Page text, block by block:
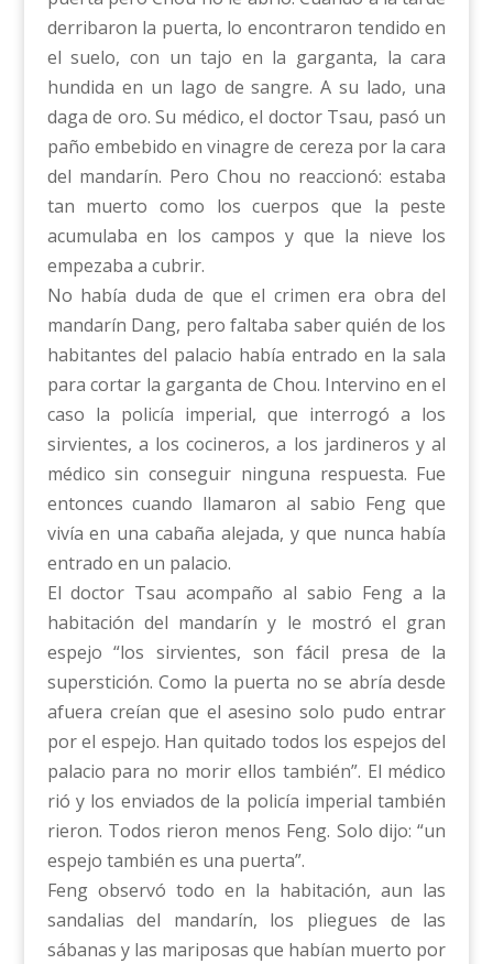
derribaron la puerta, lo encontraron tendido en
el suelo, con un tajo en la garganta, la cara
hundida en un lago de sangre. A su lado, una
daga de oro. Su médico, el doctor Tsau, pasó un
paño embebido en vinagre de cereza por la cara
del mandarín. Pero Chou no reaccionó: estaba
tan muerto como los cuerpos que la peste
acumulaba en los campos y que la nieve los
empezaba a cubrir.
No había duda de que el crimen era obra del
mandarín Dang, pero faltaba saber quién de los
habitantes del palacio había entrado en la sala
para cortar la garganta de Chou. Intervino en el
caso la policía imperial, que interrogó a los
sirvientes, a los cocineros, a los jardineros y al
médico sin conseguir ninguna respuesta. Fue
entonces cuando llamaron al sabio Feng que
vivía en una cabaña alejada, y que nunca había
entrado en un palacio.
El doctor Tsau acompaño al sabio Feng a la
habitación del mandarín y le mostró el gran
espejo “los sirvientes, son fácil presa de la
superstición. Como la puerta no se abría desde
afuera creían que el asesino solo pudo entrar
por el espejo. Han quitado todos los espejos del
palacio para no morir ellos también”. El médico
rió y los enviados de la policía imperial también
rieron. Todos rieron menos Feng. Solo dijo: “un
espejo también es una puerta”.
Feng observó todo en la habitación, aun las
sandalias del mandarín, los pliegues de las
sábanas y las mariposas que habían muerto por